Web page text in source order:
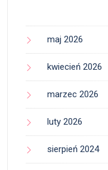
maj 2026
kwiecień 2026
marzec 2026
luty 2026
sierpień 2024